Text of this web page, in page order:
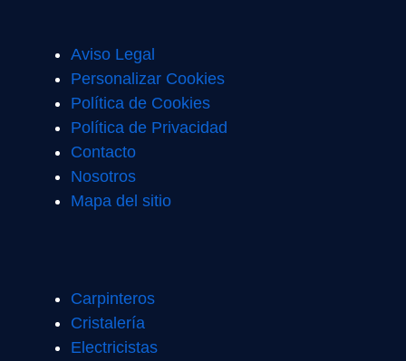
Aviso Legal
Personalizar Cookies
Política de Cookies
Política de Privacidad
Contacto
Nosotros
Mapa del sitio
Carpinteros
Cristalería
Electricistas